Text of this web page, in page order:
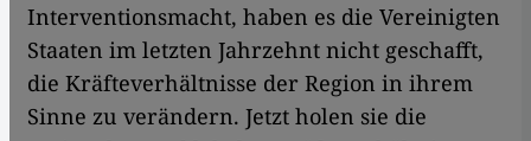
Interventionsmacht, haben es die Vereinigten
Staaten im letzten Jahrzehnt nicht geschafft,
die Kräfteverhältnisse der Region in ihrem
Sinne zu verändern. Jetzt holen sie die